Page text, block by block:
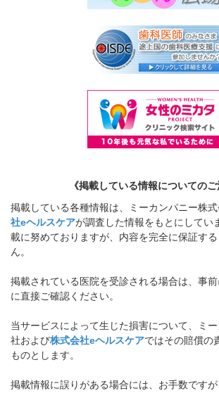
《掲載している情報についてのご
掲載している各種情報は、ミーカンパニー株
社eヘルスケアが調査した情報をもとにしてい
載に努めておりますが、内容を完全に保証す
ん。
掲載されている医院を受診される場合は、事
に直接ご確認ください。
当サービスによって生じた損害について、ミ
社および株式会社eヘルスケアではその賠償の
ものとします。
掲載情報に誤りがある場合には、お手数ですが